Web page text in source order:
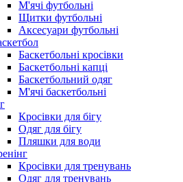
М'ячі футбольні
Щитки футбольні
Аксесуари футбольні
Баскетбольні кросівки
Баскетбольні капці
Баскетбольний одяг
М'ячі баскетбольні
Кросівки для бігу
Одяг для бігу
Пляшки для води
Кросівки для тренувань
Одяг для тренувань